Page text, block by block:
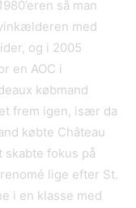
så man
med
og i 2005
en AOC i
købmand
frem igen, især da
købte Château
skabte fokus på
lige efter St.
i en klasse med